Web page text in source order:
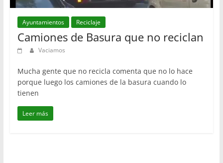
Ayuntamientos Reciclaje
Camiones de Basura que no reciclan
Vaciamos
Mucha gente que no recicla comenta que no lo hace
porque luego los camiones de la basura cuando lo
tienen
Leer más